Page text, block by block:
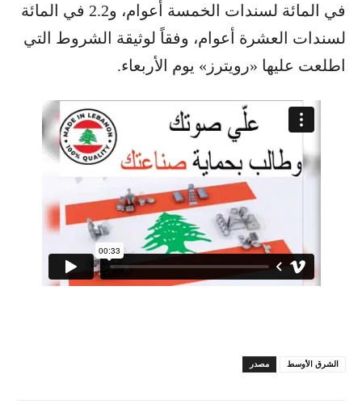
في المائة لسندات الخمسة أعوام، و2.2 في المائة
لسندات العشرة أعوام، وفقاً لوثيقة الشروط التي
اطلعت عليها «رويترز» يوم الأربعاء.
مصدر الشرق الأوسط